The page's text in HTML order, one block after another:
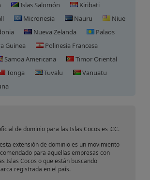
Islas Salomón
Kiribati
Micronesia Nauru
Niue
Nueva Zelanda
Palaos
Guinea
Polinesia Francesa
Samoa Americana
Timor Oriental
Tonga Tuvalu
Vanuatu
Dominio en Islas
de dominio para las Islas Cocos es .CC.
extensión de dominio es un movimiento
para aquellas empresas con
Islas Cocos o que están buscando
registrada en el país.